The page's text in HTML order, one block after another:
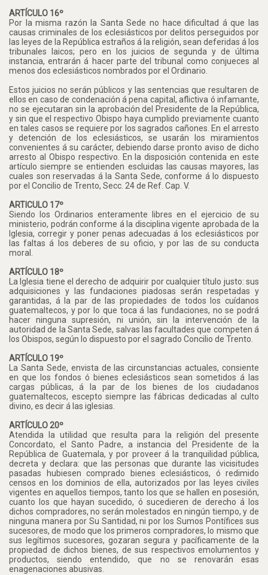
ARTÍCULO 16º
Por la misma razón la Santa Sede no hace dificultad á que las
causas criminales de los eclesiásticos por delitos perseguidos por
las leyes de la República estraños á la religión, sean deferidas á los
tribunales laicos; pero en los juicios de segunda y de última
instancia, entrarán á hacer parte del tribunal como conjueces al
menos dos eclesiásticos nombrados por el Ordinario.
Estos juicios no serán públicos y las sentencias que resultaren de
ellos en caso de condenación á pena capital, aflictiva ó infamante,
no se ejecutaran sin la aprobación del Presidente de la República,
y sin que el respectivo Obispo haya cumplido previamente cuanto
en tales casos se requiere por los sagrados cañones. En el arresto
y detención de los eclesiásticos, se usarán los miramientos
convenientes á su carácter, debiendo darse pronto aviso de dicho
arresto al Obispo respectivo. En la disposición contenida en este
artículo siempre se entienden escluidas las causas mayores, las
cuales son reservadas á la Santa Sede, conforme á lo dispuesto
por el Concilio de Trento, Secc. 24 de Ref. Cap. V.
ARTICULO 17º
Siendo los Ordinarios enteramente libres en el ejercicio de su
ministerio, podrán conforme á la disciplina vigente aprobada de la
Iglesia, corregir y poner penas adecuadas á los eclesiásticos por
las faltas á los deberes de su oficio, y por las de su conducta
moral.
ARTÍCULO 18º
La Iglesia tiene el derecho de adquirir por cualquier título justo: sus
adquisiciones y las fundaciones piadosas serán respetadas y
garantidas, á la par de las propiedades de todos los cuídanos
guatemaltecos, y por lo que toca á las fundaciones, no se podrá
hacer ninguna supresión, ni unión, sin la intervención de la
autoridad de la Santa Sede, salvas las facultades que competen á
los Obispos, según lo dispuesto por el sagrado Concilio de Trento.
ARTÍCULO 19º
La Santa Sede, envista de las circunstancias actuales, consiente
en que los fondos ó bienes eclesiásticos sean sometidos á las
cargas públicas, á la par de los bienes de los ciudadanos
guatemaltecos, escepto siempre las fábricas dedicadas al culto
divino, es decir á las iglesias.
ARTÍCULO 20º
Atendida la utilidad que resulta para la religión del presente
Concordato, el Santo Padre, a instancia del Presidente de la
República de Guatemala, y por proveer á la tranquilidad pública,
decreta y declara: que las personas que durante las vicisitudes
pasadas hubiesen comprado bienes eclesiásticos, ó redimido
censos en los dominios de ella, autorizados por las leyes civiles
vigentes en aquellos tiempos, tanto los que se hallen en posesión,
cuanto los que hayan sucedido, ó sucedieren de derecho á los
dichos compradores, no serán molestados en ningún tiempo, y de
ninguna manera por Su Santidad, ni por los Sumos Pontífices sus
sucesores, de modo que los primeros compradores, lo mismo que
sus legítimos sucesores, gozaran segura y pacíficamente de la
propiedad de dichos bienes, de sus respectivos emolumentos y
productos, siendo entendido, que no se renovarán esas
enagenaciones abusivas.